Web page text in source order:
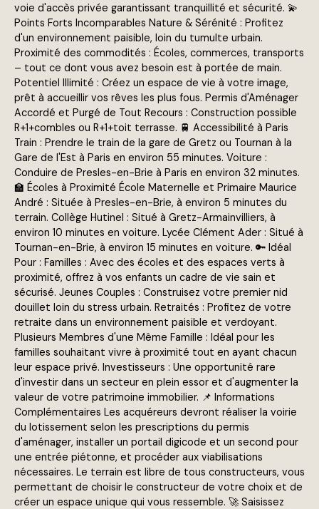
voie d'accès privée garantissant tranquillité et sécurité. 💫
Points Forts Incomparables Nature & Sérénité : Profitez
d'un environnement paisible, loin du tumulte urbain.
Proximité des commodités : Écoles, commerces, transports
– tout ce dont vous avez besoin est à portée de main.
Potentiel Illimité : Créez un espace de vie à votre image,
prêt à accueillir vos rêves les plus fous. Permis d'Aménager
Accordé et Purgé de Tout Recours : Construction possible
R+1+combles ou R+1+toit terrasse. 🚆 Accessibilité à Paris
Train : Prendre le train de la gare de Gretz ou Tournan à la
Gare de l'Est à Paris en environ 55 minutes. Voiture :
Conduire de Presles-en-Brie à Paris en environ 32 minutes.
🏫 Écoles à Proximité École Maternelle et Primaire Maurice
André : Située à Presles-en-Brie, à environ 5 minutes du
terrain. Collège Hutinel : Situé à Gretz-Armainvilliers, à
environ 10 minutes en voiture. Lycée Clément Ader : Situé à
Tournan-en-Brie, à environ 15 minutes en voiture. 🔑 Idéal
Pour : Familles : Avec des écoles et des espaces verts à
proximité, offrez à vos enfants un cadre de vie sain et
sécurisé. Jeunes Couples : Construisez votre premier nid
douillet loin du stress urbain. Retraités : Profitez de votre
retraite dans un environnement paisible et verdoyant.
Plusieurs Membres d'une Même Famille : Idéal pour les
familles souhaitant vivre à proximité tout en ayant chacun
leur espace privé. Investisseurs : Une opportunité rare
d'investir dans un secteur en plein essor et d'augmenter la
valeur de votre patrimoine immobilier. 📌 Informations
Complémentaires Les acquéreurs devront réaliser la voirie
du lotissement selon les prescriptions du permis
d'aménager, installer un portail digicode et un second pour
une entrée piétonne, et procéder aux viabilisations
nécessaires. Le terrain est libre de tous constructeurs, vous
permettant de choisir le constructeur de votre choix et de
créer un espace unique qui vous ressemble. 🚀 Saisissez